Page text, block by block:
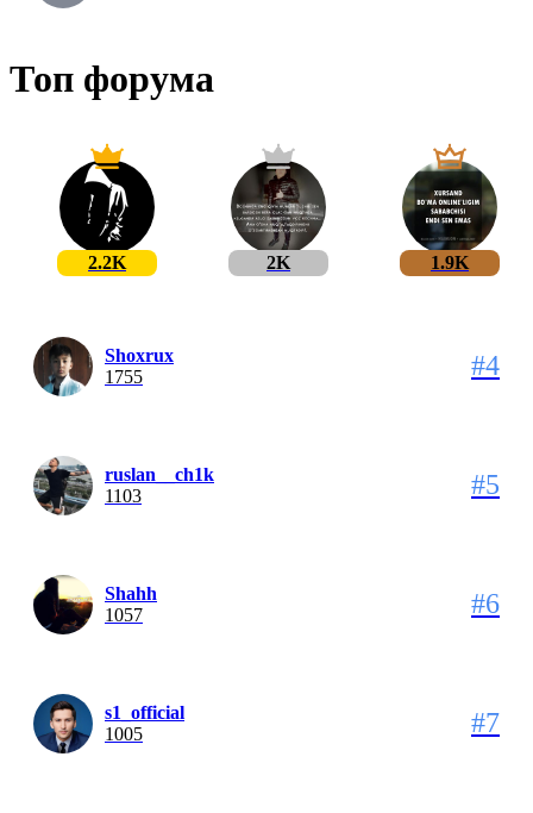
Топ форума
2.2K 2K 1.9K
Shoxrux
1755
#4
ruslan__ch1k
1103
#5
Shahh
1057
#6
s1_official
1005
#7